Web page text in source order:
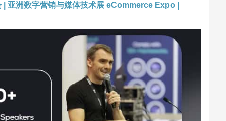
| 亚洲数字营销与媒体技术展 eCommerce Expo |